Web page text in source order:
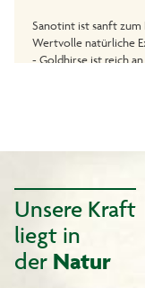
Sanotint ist sanft zum
Wertvolle natürliche
- Goldhirse ist reich
1 Tube
1 Flasche
1 Flasche
1 Paar Handschuhe
1 Gebrauchsanweisung
Unsere Kraft
liegt in
der Natur